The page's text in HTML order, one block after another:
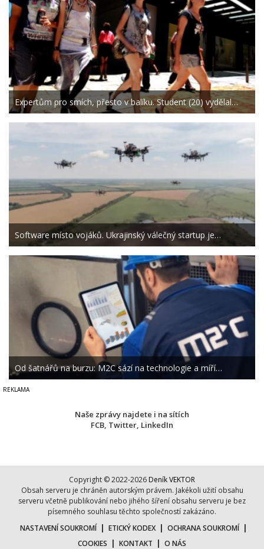
Expertům pro smích, přesto v balíku. Student (20) vydělal…
Software místo vojáků. Ukrajinský válečný startup je…
Od šatnářů na burzu: M2C sází na technologie a míří…
Naše zprávy najdete i na sítích
FCB Twitter LinkedIn
Copyright © 2022-2026 Deník VEKTOR
Obsah serveru je chráněn autorským právem. Jakékoli užití obsahu
serveru včetně publikování nebo jihého šíření obsahu serveru je bez
písemného souhlasu těchto společností zakázáno.
NASTAVENÍ SOUKROMÍ | ETICKÝ KODEX | OCHRANA SOUKROMÍ |
COOKIES | KONTAKT | O NÁS